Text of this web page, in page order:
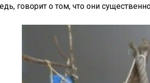
говорит о том, что они